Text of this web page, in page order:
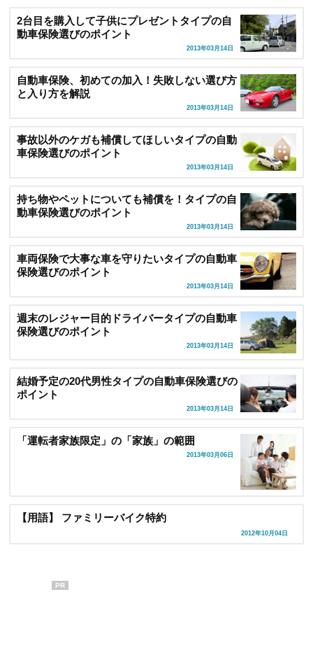
2台目を購入して子供にプレゼントタイプの自
動車保険選びのポイント
2013年03月14日
自動車保険、初めての加入！失敗しない選び方
と入り方を解説
2013年03月14日
事故以外のケガも補償してほしいタイプの自動
車保険選びのポイント
2013年03月14日
持ち物やペットについても補償を！タイプの自
動車保険選びのポイント
2013年03月14日
車両保険で大事な車を守りたいタイプの自動車
保険選びのポイント
2013年03月14日
週末のレジャー目的ドライバータイプの自動車
保険選びのポイント
2013年03月14日
結婚予定の20代男性タイプの自動車保険選びの
ポイント
2013年03月14日
「運転者家族限定」の「家族」の範囲
2013年03月06日
【用語】 ファミリーバイク特約
2012年10月04日
PR